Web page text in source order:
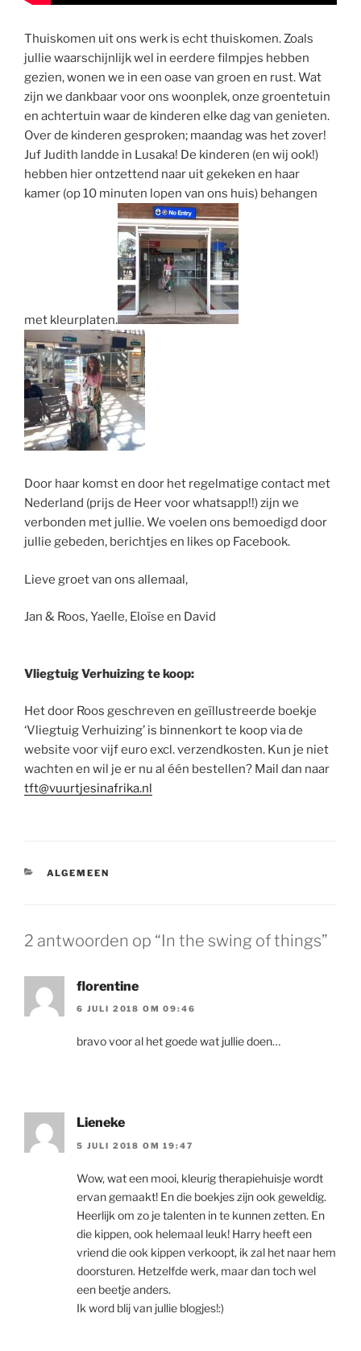
Thuiskomen uit ons werk is echt thuiskomen. Zoals
jullie waarschijnlijk wel in eerdere filmpjes hebben
gezien, wonen we in een oase van groen en rust. Wat
zijn we dankbaar voor ons woonplek, onze groentetuin
en achtertuin waar de kinderen elke dag van genieten.
Over de kinderen gesproken; maandag was het zover!
Juf Judith landde in Lusaka! De kinderen (en wij ook!)
hebben hier ontzettend naar uit gekeken en haar
kamer (op 10 minuten lopen van ons huis) behangen
met kleurplaten.
Door haar komst en door het regelmatige contact met
Nederland (prijs de Heer voor whatsapp!!) zijn we
verbonden met jullie. We voelen ons bemoedigd door
jullie gebeden, berichtjes en likes op Facebook.
Lieve groet van ons allemaal,
Jan & Roos, Yaelle, Eloïse en David
Vliegtuig Verhuizing te koop:
Het door Roos geschreven en geïllustreerde boekje
‘Vliegtuig Verhuizing’ is binnenkort te koop via de
website voor vijf euro excl. verzendkosten. Kun je niet
wachten en wil je er nu al één bestellen? Mail dan naar
tft@vuurtjesinafrika.nl
CATEGORIEËN
ALGEMEEN
2 antwoorden op “In the swing of things”
florentine
6 JULI 2018 OM 09:46
bravo voor al het goede wat jullie doen…
Lieneke
5 JULI 2018 OM 19:47
Wow, wat een mooi, kleurig therapiehuisje wordt
ervan gemaakt! En die boekjes zijn ook geweldig.
Heerlijk om zo je talenten in te kunnen zetten. En
die kippen, ook helemaal leuk! Harry heeft een
vriend die ook kippen verkoopt, ik zal het naar hem
doorsturen. Hetzelfde werk, maar dan toch wel
een beetje anders.
Ik word blij van jullie blogjes!:)